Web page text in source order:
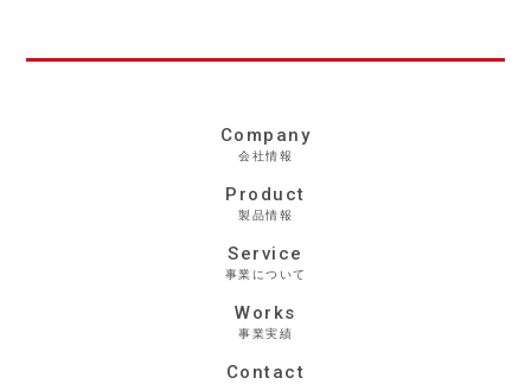
Company
会社情報
Product
製品情報
Service
事業について
Works
事業実績
Contact